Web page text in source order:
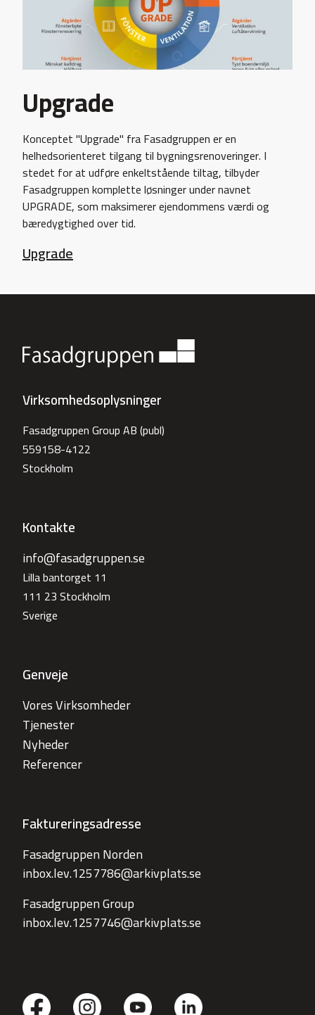
Upgrade
Konceptet "Upgrade" fra Fasadgruppen er en
helhedsorienteret tilgang til bygningsrenoveringer. I
stedet for at udføre enkeltstående tiltag, tilbyder
Fasadgruppen komplette løsninger under navnet
UPGRADE, som maksimerer ejendommens værdi og
bæredygtighed over tid.
Upgrade
Virksomhedsoplysninger
Fasadgruppen Group AB (publ)
559158-4122
Stockholm
Kontakte
info@fasadgruppen.se
Lilla bantorget 11
111 23 Stockholm
Sverige
Genveje
Vores Virksomheder
Tjenester
Nyheder
Referencer
Faktureringsadresse
Fasadgruppen Norden
inbox.lev.1257786@arkivplats.se
Fasadgruppen Group
inbox.lev.1257746@arkivplats.se